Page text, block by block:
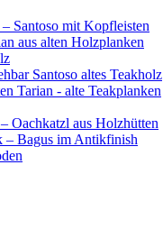
Santoso mit Kopfleisten
aus alten Holzplanken
Santoso altes Teakholz
Tarian - alte Teakplanken
Oachkatzl aus Holzhütten
– Bagus im Antikfinish